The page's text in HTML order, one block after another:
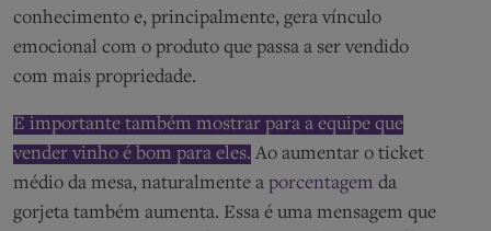
conhecimento e, principalmente, gera vínculo
emocional com o produto que passa a ser vendido
com mais propriedade.
É importante também mostrar para a equipe que
vender vinho é bom para eles. Ao aumentar o ticket
médio da mesa, naturalmente a porcentagem da
gorjeta também aumenta. Essa é uma mensagem que